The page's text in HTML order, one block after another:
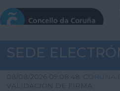
INICIO
SEDE
08/08/2026 09:08:48
VALIDACIÓN DE FIRMA